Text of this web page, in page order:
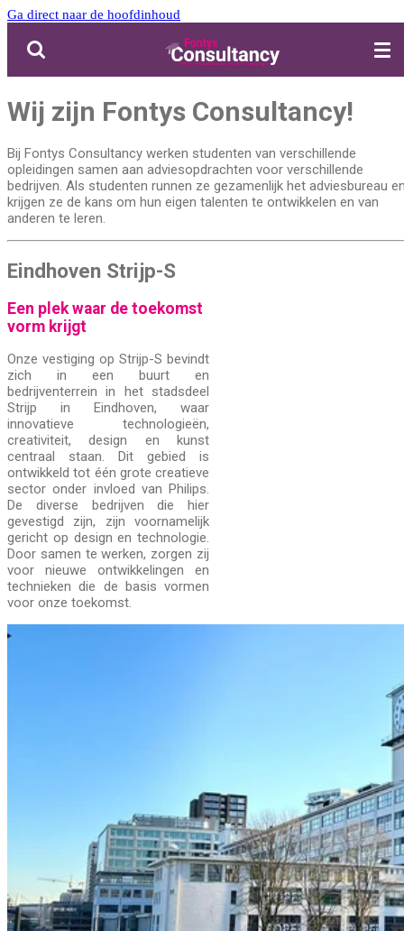
Ga direct naar de hoofdinhoud
Wij zijn Fontys Consultancy!
Bij Fontys Consultancy werken studenten van verschillende
opleidingen samen aan adviesopdrachten voor verschillende
bedrijven. Als studenten runnen ze gezamenlijk het adviesbureau
krijgen ze de kans om hun eigen talenten te ontwikkelen en van
anderen te leren.
Eindhoven Strijp-S
Een plek waar de toekomst
vorm krijgt
Onze vestiging op Strijp-S bevindt
zich in een buurt en
bedrijventerrein in het stadsdeel
Strijp in Eindhoven, waar
innovatieve technologieën,
creativiteit, design en kunst
centraal staan. Dit gebied is
ontwikkeld tot één grote creatieve
sector onder invloed van Philips.
De diverse bedrijven die hier
gevestigd zijn, zijn voornamelijk
gericht op design en technologie.
Door samen te werken, zorgen zij
voor nieuwe ontwikkelingen en
technieken die de basis vormen
voor onze toekomst.